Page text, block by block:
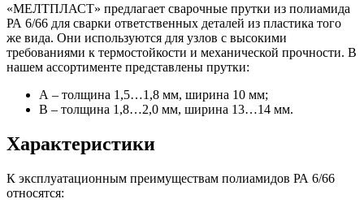
«МЕЛТПЛАСТ» предлагает сварочные прутки из полиамида
РА 6/66 для сварки ответственных деталей из пластика того
же вида. Они используются для узлов с высокими
требованиями к термостойкости и механической прочности. В
нашем ассортименте представлены прутки:
А – толщина 1,5…1,8 мм, ширина 10 мм;
В – толщина 1,8…2,0 мм, ширина 13…14 мм.
Характеристики
К эксплуатационным преимуществам полиамидов РА 6/66
относятся: